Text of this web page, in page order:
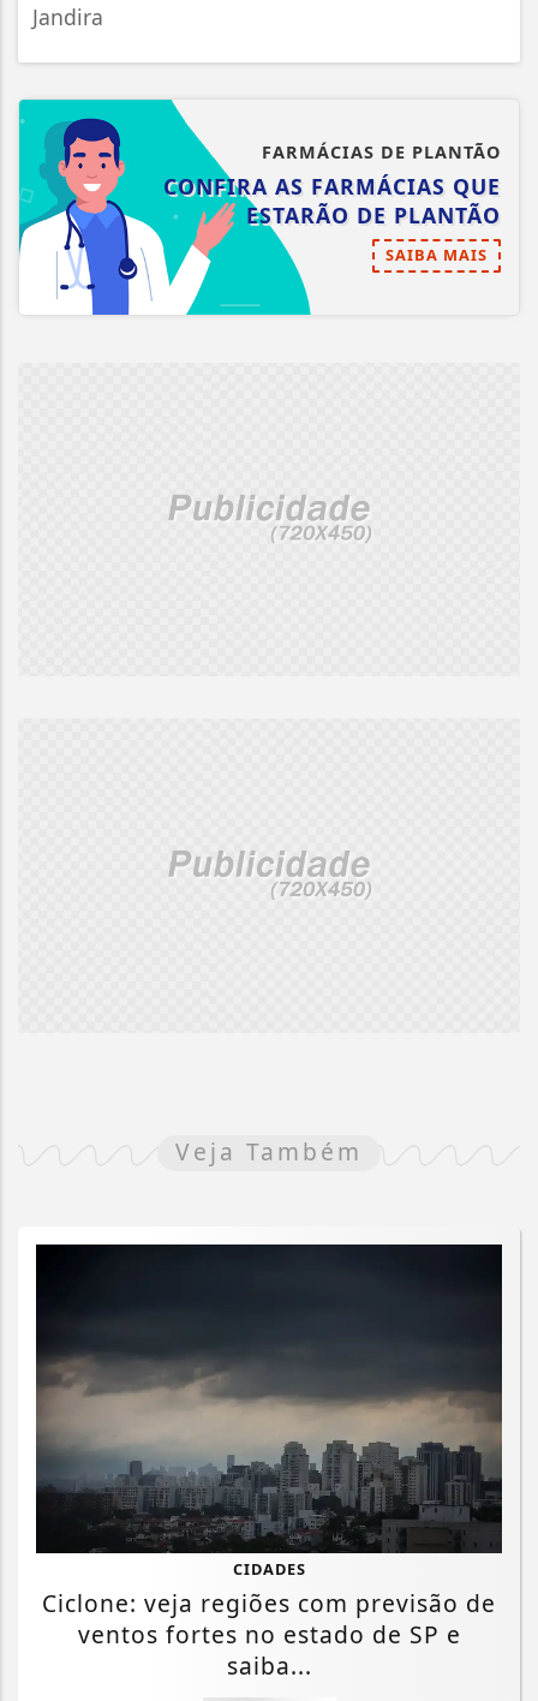
Jandira
FARMÁCIAS DE PLANTÃO
CONFIRA AS FARMÁCIAS QUE
ESTARÃO DE PLANTÃO
SAIBA MAIS
Veja Também
CIDADES
Ciclone: veja regiões com previsão de
ventos fortes no estado de SP e
saiba...